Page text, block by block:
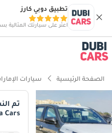
تطبيق دوبي كارز
اعثر على سيارتك المثالية
الصفحة الرئيسية سيارات
تم
Cars